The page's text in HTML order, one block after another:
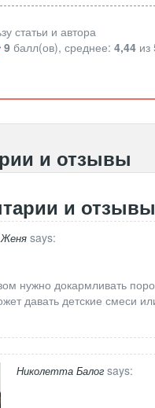
статьи и автора
9 балл(ов), среднее:4,44 из
и отзывы
и отзывы
Женя says:
нужно докармливать
давать детские смеси
Николетта Балог says: